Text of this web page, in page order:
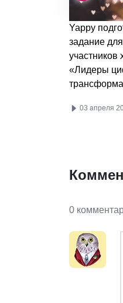
Yappy
задание для
участников
«Лидеры
03 апреля
0